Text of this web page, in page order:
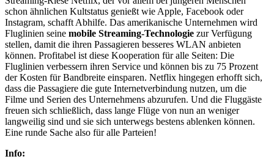
schon ähnlichen Kultstatus genießt wie Apple, Facebook oder
Instagram, schafft Abhilfe. Das amerikanische Unternehmen wird
Fluglinien seine mobile Streaming-Technologie zur Verfügung
stellen, damit die ihren Passagieren besseres WLAN anbieten
können. Profitabel ist diese Kooperation für alle Seiten: Die
Fluglinien verbessern ihren Service und können bis zu 75 Prozent
der Kosten für Bandbreite einsparen. Netflix hingegen erhofft sich,
dass die Passagiere die gute Internetverbindung nutzen, um die
Filme und Serien des Unternehmens abzurufen. Und die Fluggäste
freuen sich schließlich, dass lange Flüge von nun an weniger
langweilig sind und sie sich unterwegs bestens ablenken können.
Eine runde Sache also für alle Parteien!
Info: